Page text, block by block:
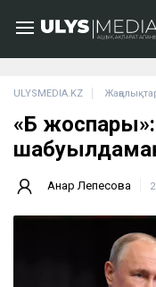
ULYSMEDIA.KZ
«Б жоспары»:
Анар Лепесова